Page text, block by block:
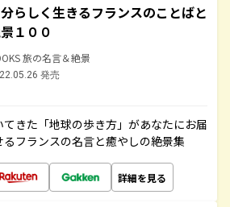
らしく生きるフランスのことばと
１００
旅の名言＆絶景
発売
きた「地球の歩き方」があなたにお届
フランスの名言と癒やしの絶景集
詳細を見る